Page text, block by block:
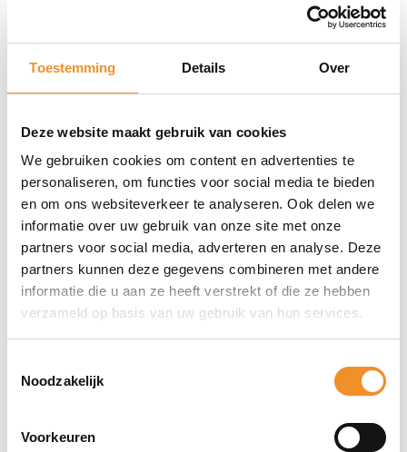
Toestemming Details Over
Deze website maakt gebruik van cookies
We gebruiken cookies om content en advertenties te
personaliseren, om functies voor social media te bieden
en om ons websiteverkeer te analyseren. Ook delen we
informatie over uw gebruik van onze site met onze
partners voor social media, adverteren en analyse. Deze
partners kunnen deze gegevens combineren met andere
informatie die u aan ze heeft verstrekt of die ze hebben
verzameld op basis van uw gebruik van hun services.
Noodzakelijk
Voorkeuren
Uniek en ergonomisch design voor langdurig
comfort.
Actieve ruisonderdrukking voor een helder en
Geschikt voor diverse apparaten via Bluetooth.
Langdurige batterijduur voor ononderbroken
luisterplezier.
Direct erbij bestellen